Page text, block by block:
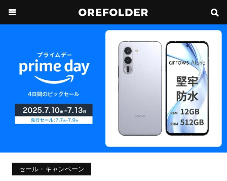
セール・キャンペーン